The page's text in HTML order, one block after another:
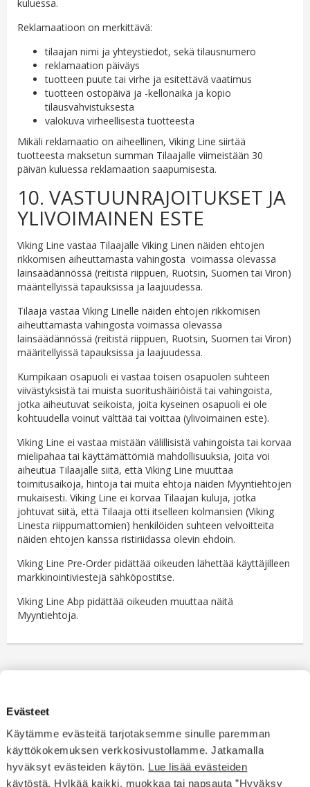
Evästeet
Käytämme evästeitä tarjotaksemme sinulle paremman
käyttökokemuksen verkkosivustollamme. Jatkamalla
hyväksyt evästeiden käytön. Lue lisää evästeiden
käytöstä. Hylkää kaikki, muokkaa tai napsauta ”Hyväksy
kuluessa.
Reklamaatioon on merkittävä:
tilaajan nimi ja yhteystiedot, sekä tilausnumero
reklamaation päiväys
tuotteen puute tai virhe ja esitettävä vaatimus
tuotteen ostopäivä ja -kellonaika ja kopio
tilausvahvistuksesta
valokuva virheellisestä tuotteesta
Mikäli reklamaatio on aiheellinen, Viking Line siirtää
tuotteesta maksetun summan Tilaajalle viimeistään 30
päivän kuluessa reklamaation saapumisesta.
10. VASTUUNRAJOITUKSET JA
YLIVOIMAINEN ESTE
Viking Line vastaa Tilaajalle Viking Linen näiden ehtojen
rikkomisen aiheuttamasta vahingosta voimassa olevassa
lainsäädännössä (reitistä riippuen, Ruotsin, Suomen tai Viron)
määritellyissä tapauksissa ja laajuudessa.
Tilaaja vastaa Viking Linelle näiden ehtojen rikkomisen
aiheuttamasta vahingosta voimassa olevassa
lainsäädännössä (reitistä riippuen, Ruotsin, Suomen tai Viron)
määritellyissä tapauksissa ja laajuudessa.
Kumpikaan osapuoli ei vastaa toisen osapuolen suhteen
viivästyksistä tai muista suoritushäiriöistä tai vahingoista,
jotka aiheutuvat seikoista, joita kyseinen osapuoli ei ole
kohtuudella voinut välttää tai voittaa (ylivoimainen este).
Viking Line ei vastaa mistään välillisistä vahingoista tai korvaa
mielipahaa tai käyttämättömiä mahdollisuuksia, joita voi
aiheutua Tilaajalle siitä, että Viking Line muuttaa
toimitusaikoja, hintoja tai muita ehtoja näiden Myyntiehtojen
mukaisesti. Viking Line ei korvaa Tilaajan kuluja, jotka
johtuvat siitä, että Tilaaja otti itselleen kolmansien (Viking
Linesta riippumattomien) henkilöiden suhteen velvoitteita
näiden ehtojen kanssa ristiriidassa olevin ehdoin.
Viking Line Pre-Order pidättää oikeuden lähettää käyttäjilleen
markkinointiviestejä sähköpostitse.
Viking Line Abp pidättää oikeuden muuttaa näitä
Myyntiehtoja.